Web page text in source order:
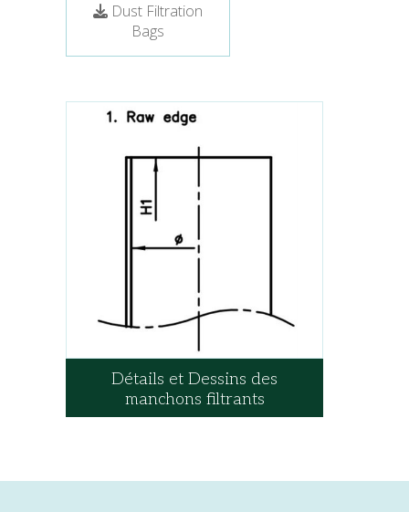
Dust Filtration
Bags
Détails et Dessins des
manchons filtrants